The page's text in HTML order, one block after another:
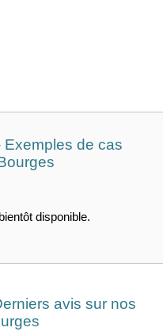
de cas
disponible.
avis sur nos